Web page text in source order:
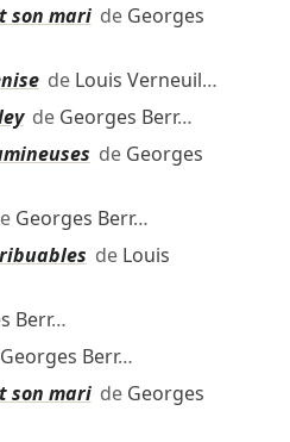
son maride Georges
de Louis Verneuil…
de Georges Berr…
de Georges
Georges Berr…
de Louis
Berr…
Georges Berr…
son maride Georges